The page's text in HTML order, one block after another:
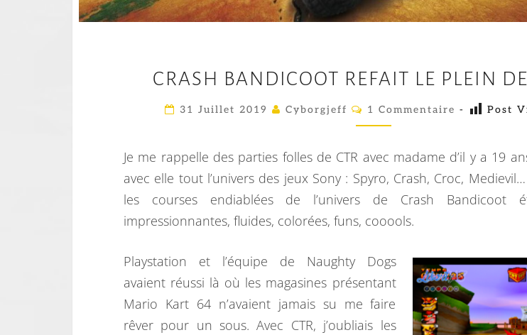
R
A
S
A
I
C
O
O
CRASH BANDICOOT REFAIT LE PLEIN
31 Juillet 2019 Cyborgjeff
C
M
E
N
T
A
E
1 Commentaire - Post
Je me rappelle des parties folles de CTR avec madame d’il y a 19
avec elle tout l’univers des jeux Sony : Spyro, Crash, Croc,
les courses endiablées de l’univers de Crash Bandicoot
impressionnantes, fluides, colorées, funs, cooools.
Playstation et l’équipe de Naughty Dogs
avaient réussi là où les magasines présentant
Mario Kart 64 n’avaient jamais su me faire
rêver pour un sous. Avec CTR, j’oubliais les